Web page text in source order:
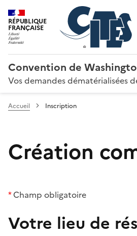
RÉPUBLIQUE
FRANÇAISE
Convention de
Vos demandes dématérialisées
Accueil Inscription
Création
*Champ obligatoire
Votre lieu de